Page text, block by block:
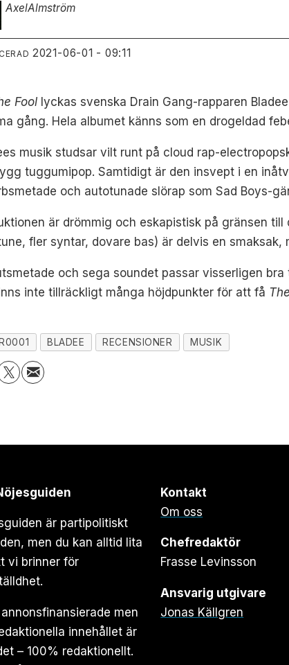
AxelAlmström
2021-06-01 - 09:11
Fool lyckas svenska Drain Gang-rapparen
gång. Hela albumet känns som en drogeldad
musik studsar vilt runt på cloud rap-
tuggumipop. Samtidigt är den insvept i en
och autotunade slörap som Sad Boys-
är drömmig och eskapistisk på gränsen
fler syntar, dovare bas) är delvis en
och sega soundet passar visserligen
inte tillräckligt många höjdpunkter för att få
BLADEE RECENSIONER MUSIK
är partipolitiskt
men du kan alltid lita
vi brinner för
men
innehållet är
– 100% redaktionellt.
Kontakt
Om oss
Chefredaktör
Frasse Levinsson
Ansvarig utgivare
Jonas Källgren